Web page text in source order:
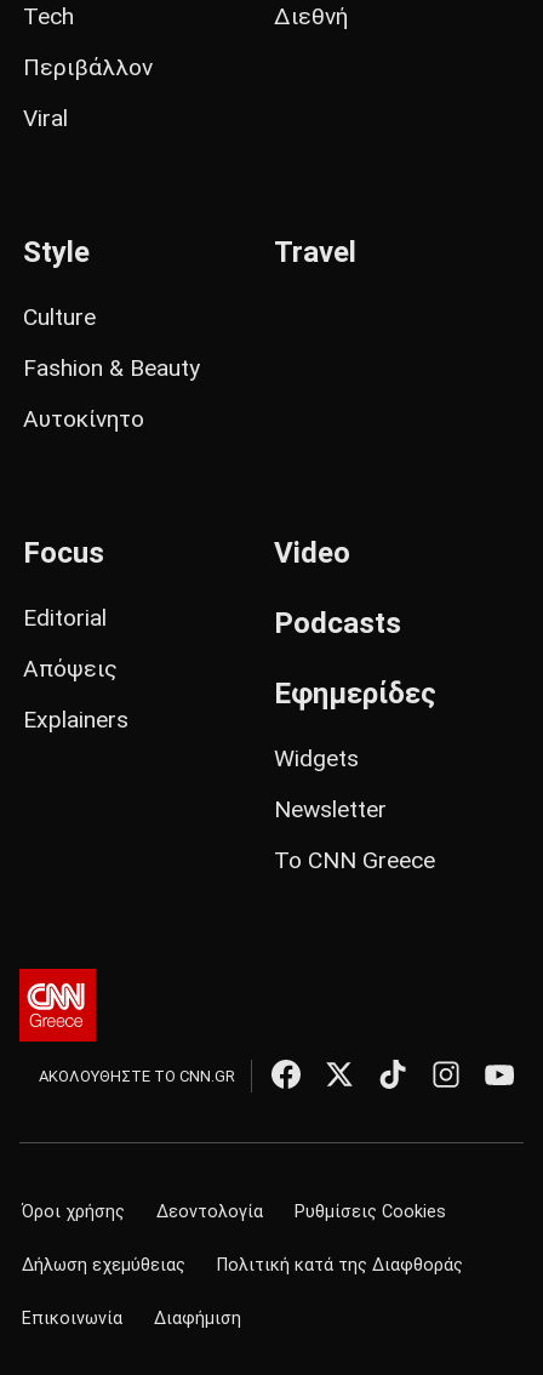
Tech
Περιβάλλον
Viral
Διεθνή
Style
Culture
Fashion & Beauty
Αυτοκίνητο
Travel
Focus
Editorial
Απόψεις
Explainers
Video
Podcasts
Εφημερίδες
Widgets
Newsletter
Το CNN Greece
ΑΚΟΛΟΥΘΗΣΤΕ ΤΟ CNN.GR
Όροι χρήσης Δεοντολογία Ρυθμίσεις Cookies
Δήλωση εχεμύθειας Πολιτική κατά της Διαφθοράς
Επικοινωνία Διαφήμιση